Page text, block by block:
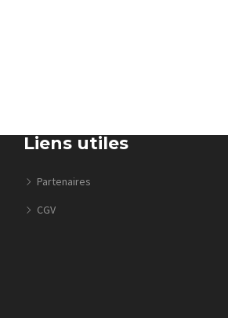
Liens utiles
Partenaires
CGV